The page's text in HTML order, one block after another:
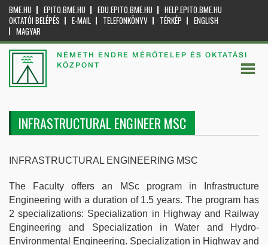
BME.HU EPITO.BME.HU EDU.EPITO.BME.HU
HELP.EPITO.BME.HU
OKTATÓI BELÉPÉS
E-MAIL TELEFONKÖNYV TÉRKÉP
ENGLISH
MAGYAR
NÉMETH ENDRE MÉRŐTELEP ÉS OKTATÁSI
KÖZPONT
INFRASTRUCTURAL ENGINEER MSC
INFRASTRUCTURAL ENGINEERING MSC
The Faculty offers an MSc program in Infrastructure
Engineering with a duration of 1.5 years. The program has
2 specializations: Specialization in Highway and Railway
Engineering and Specialization in Water and Hydro-
Environmental Engineering. Specialization in Highway and